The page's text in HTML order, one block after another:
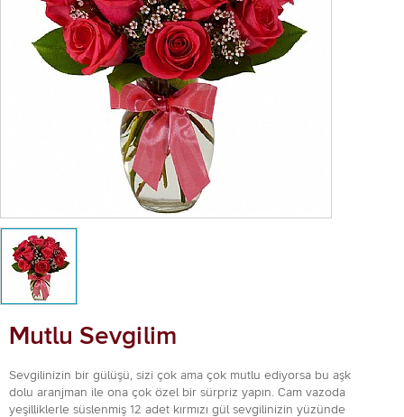
Mutlu Sevgilim
Sevgilinizin bir gülüşü, sizi çok ama çok mutlu ediyorsa bu aşk
dolu aranjman ile ona çok özel bir sürpriz yapın. Cam vazoda
yeşilliklerle süslenmiş 12 adet kırmızı gül sevgilinizin yüzünde